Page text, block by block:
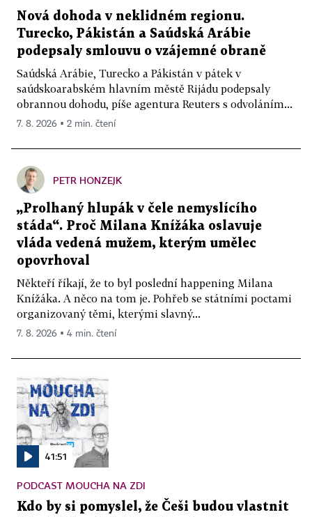
Nová dohoda v neklidném regionu.
Turecko, Pákistán a Saúdská Arábie
podepsaly smlouvu o vzájemné obraně
Saúdská Arábie, Turecko a Pákistán v pátek v
saúdskoarabském hlavním městě Rijádu podepsaly
obrannou dohodu, píše agentura Reuters s odvoláním...
7. 8. 2026 ▪ 2 min. čtení
PETR HONZEJK
„Prolhaný hlupák v čele nemyslícího
stáda“. Proč Milana Knížáka oslavuje
vláda vedená mužem, kterým umělec
opovrhoval
Někteří říkají, že to byl poslední happening Milana
Knížáka. A něco na tom je. Pohřeb se státními poctami
organizovaný těmi, kterými slavný...
7. 8. 2026 ▪ 4 min. čtení
41:51
PODCAST MOUCHA NA ZDI
Kdo by si pomyslel, že Češi budou vlastnit